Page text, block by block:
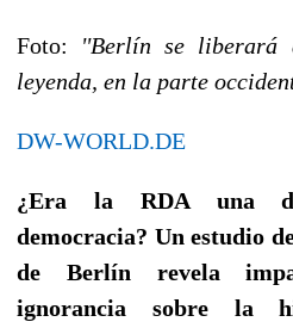
Foto: ''Berlín se liberará
leyenda, en la parte
DW-WORLD.DE
¿Era la RDA una
democracia? Un estudio
de Berlín revela
ignorancia sobre la